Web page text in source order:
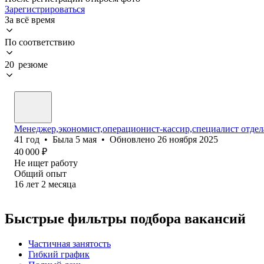
Зарегистрироваться
За всё время
По соответствию
20 резюме
Менеджер,экономист,операционист-кассир,специалист
41 год • Была 5 мая • Обновлено 26 ноября 2025
40 000 ₽
Не ищет работу
Общий опыт
16 лет 2 месяца
Быстрые фильтры подбора вакансий
Частичная занятость
Гибкий график